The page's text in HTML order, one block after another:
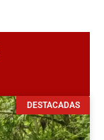
DESTACADAS